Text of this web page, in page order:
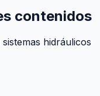
contenidos
hidráulicos